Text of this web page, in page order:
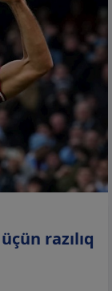
razılıq